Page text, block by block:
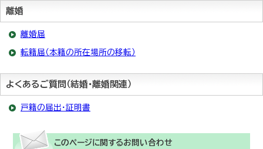
離婚
離婚届
転籍届（本籍の所在場所の移転）
よくあるご質問（結婚・離婚関連）
戸籍の届出・証明書
このページに関するお問い合わせ